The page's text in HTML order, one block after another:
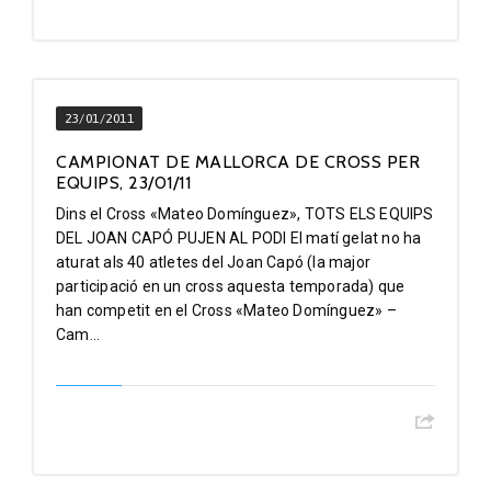
23/01/2011
CAMPIONAT DE MALLORCA DE CROSS PER
EQUIPS, 23/01/11
Dins el Cross «Mateo Domínguez», TOTS ELS EQUIPS
DEL JOAN CAPÓ PUJEN AL PODI El matí gelat no ha
aturat als 40 atletes del Joan Capó (la major
participació en un cross aquesta temporada) que
han competit en el Cross «Mateo Domínguez» –
Cam...